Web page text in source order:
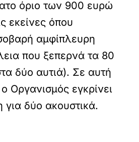
όριο των 900 ευρώ
εκείνες όπου
αμφίπλευρη
που ξεπερνά τα 80
δύο αυτιά). Σε αυτή
Οργανισμός εγκρίνει
για δύο ακουστικά.